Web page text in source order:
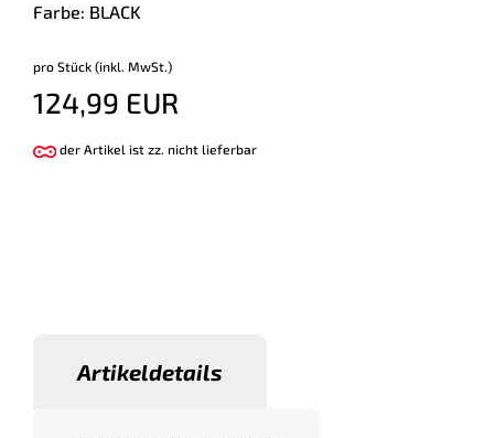
Farbe: BLACK
pro Stück (inkl. MwSt.)
124,99 EUR
der Artikel ist zz. nicht lieferbar
Artikeldetails